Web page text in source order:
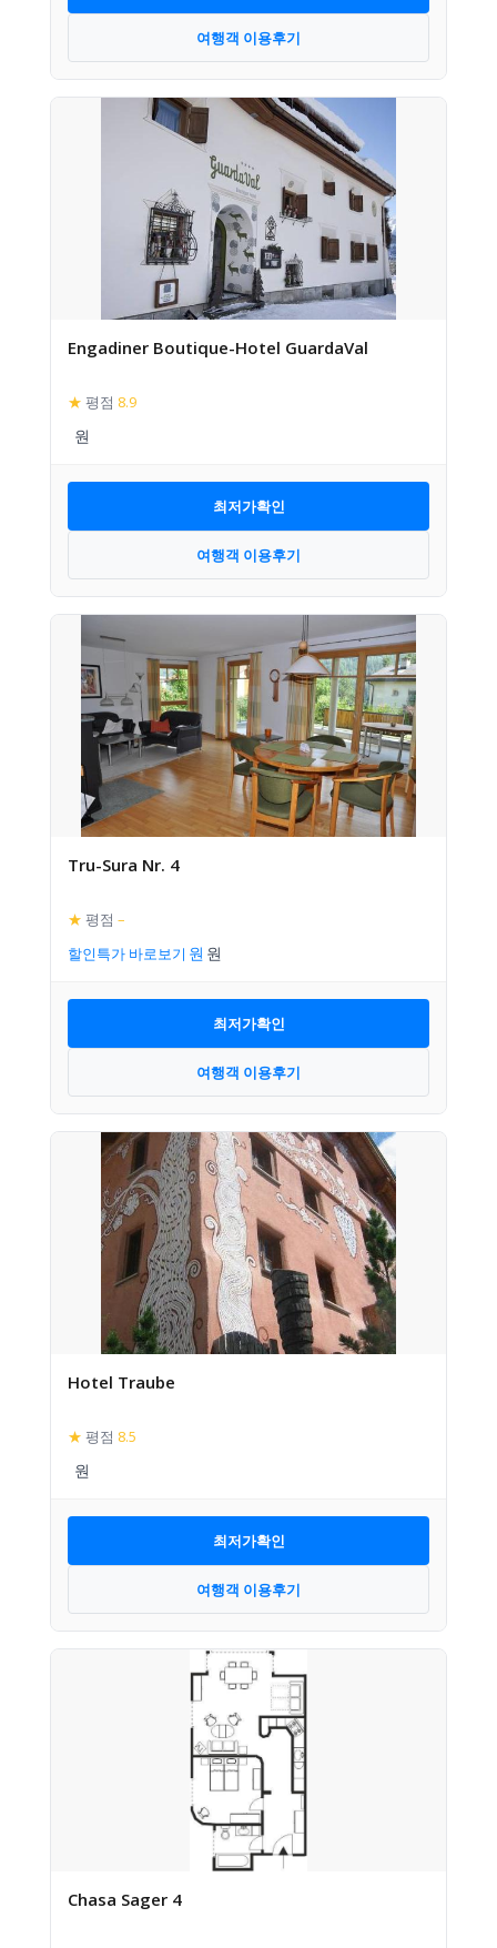
여행객 이용후기
Engadiner Boutique-Hotel GuardaVal
★ 평점 8.9
최저가확인
여행객 이용후기
Tru-Sura Nr. 4
★ 평점 –
할인특가 바로보기
최저가확인
여행객 이용후기
Hotel Traube
★ 평점 8.5
최저가확인
여행객 이용후기
Chasa Sager 4